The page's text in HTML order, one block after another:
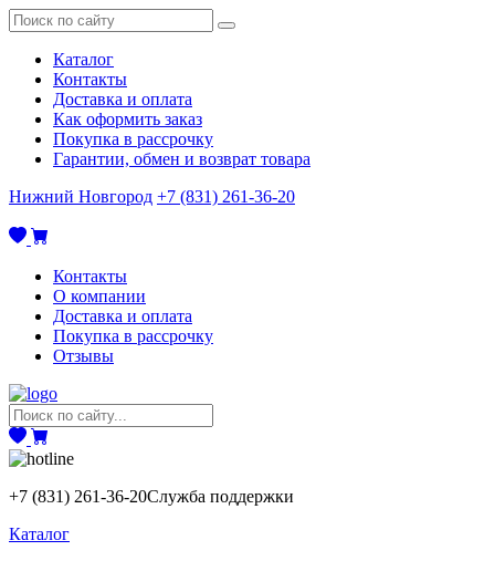
Каталог
Контакты
Доставка и оплата
Как оформить заказ
Покупка в рассрочку
Гарантии, обмен и возврат товара
Нижний Новгород +7 (831) 261-36-20
Контакты
О компании
Доставка и оплата
Покупка в рассрочку
Отзывы
+7 (831) 261-36-20Служба поддержки
Каталог